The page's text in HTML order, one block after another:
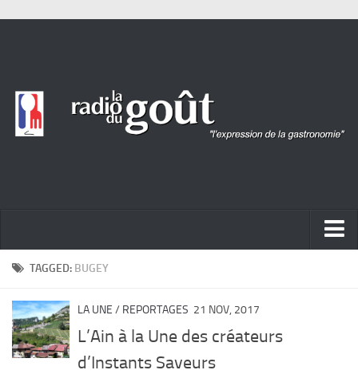
ACTUALITÉ
PORTRAITS
LIVRES
TAGGED: BUGEY
LA UNE / REPORTAGES 21 NOV, 2017
L’Ain à la Une des créateurs
d’Instants Saveurs